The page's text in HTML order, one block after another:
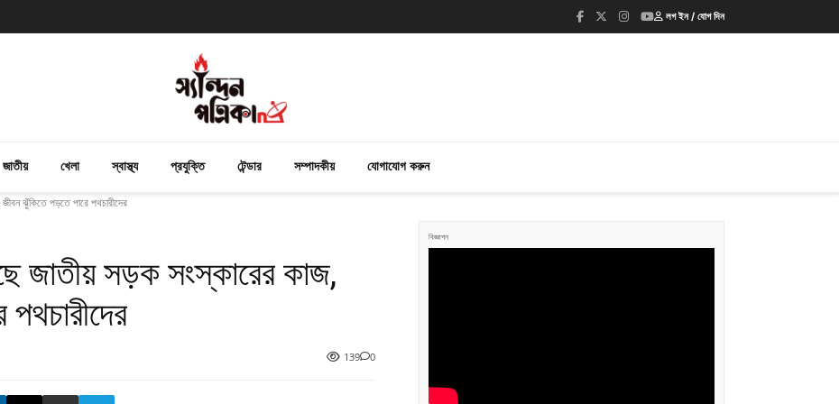
লগ ইন / যোগ দিন
জাতীয় খেলা স্বাস্থ্য প্রযুক্তি টেন্ডার সম্পাদকীয় যোগাযোগ করুন
ঝুঁকিতে পড়তে পারে পথচারীদের
জাতীয় সড়ক সংস্কারের কাজ,
139 0
বিজ্ঞাপন